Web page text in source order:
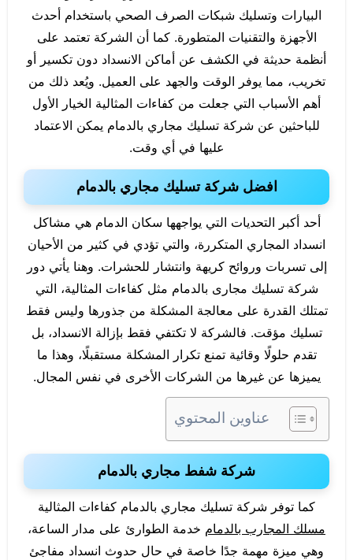
البيارات وتسليك شبكات الصرف الصحي باستخدام أحدث
الأجهزة والتقنيات المتطورة. كما أن الشركة تعتمد على
أنظمة حديثة في الكشف عن أماكن الانسداد دون تكسير أو
تخريب، مما يوفر الوقت والجهد على العميل. ويُعد ذلك من
أهم الأسباب التي جعلت من كفاءات المثالية الخيار الأول
للباحثين عن شركة تسليك مجاري بالدمام يمكن الاعتماد
عليها في أي وقت.
افضل شركة تسليك مجاري بالدمام
أحد أكبر التحديات التي يواجهها سكان الدمام هي مشاكل
انسداد المجاري المتكررة، والتي تؤدي في كثير من الأحيان
إلى تسربات وروائح كريهة وانتشار للحشرات. وهنا يأتي دور
شركة تسليك مجارى بالدمام مثل كفاءات المثالية، التي
تمتلك القدرة على معالجة المشكلة من جذورها وليس فقط
تسليك مؤقت. فالشركة لا تكتفي فقط بإزالة الانسداد، بل
تقدم حلولًا وقائية تمنع تكرار المشكلة مستقبلًا، وهذا ما
يميزها عن غيرها من الشركات الأخرى في نفس المجال.
عناوين المحتوي
شركة شفط مجاري بالدمام
كما توفر شركة تسليك مجاري بالدمام كفاءات المثالية
مسلك المجارب بالدمام خدمة الطوارئ على مدار الساعة،
وهي ميزة مهمة جدًا خاصة في حال حدوث انسداد مفاجئ